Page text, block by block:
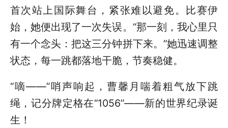
首次站上国际舞台，紧张难以避免。比赛伊
始，她便出现了一次失误。“那一刻，我心里只
有一个念头：把这三分钟拼下来。”她迅速调整
状态，每一跳都落地干脆，节奏稳健。
“嘀——”哨声响起，曹馨月喘着粗气放下跳
绳，记分牌定格在“1056”——新的世界纪录诞
生！